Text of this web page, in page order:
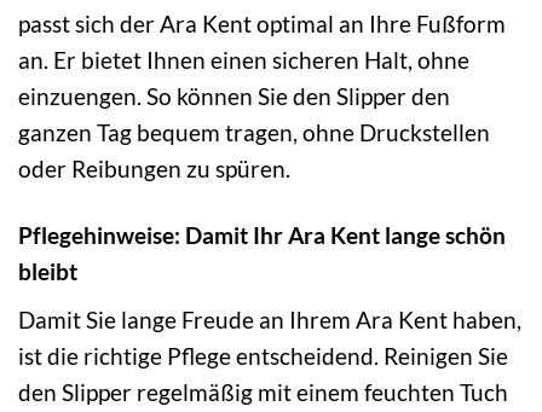
passt sich der Ara Kent optimal an Ihre Fußform
an. Er bietet Ihnen einen sicheren Halt, ohne
einzuengen. So können Sie den Slipper den
ganzen Tag bequem tragen, ohne Druckstellen
oder Reibungen zu spüren.
Pflegehinweise: Damit Ihr Ara Kent lange schön
bleibt
Damit Sie lange Freude an Ihrem Ara Kent haben,
ist die richtige Pflege entscheidend. Reinigen Sie
den Slipper regelmäßig mit einem feuchten Tuch